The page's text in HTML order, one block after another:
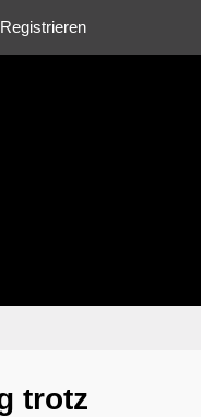
Registrieren
trotz